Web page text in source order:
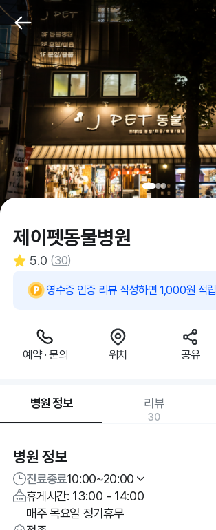
제이펫동물병원
5.0 (30)
영수증 인증 리뷰 작성하면 1,000원 적립
예약 · 문의 위치 공유
병원 정보 리뷰
30
병원 정보
진료종료10:00~20:00
휴게시간: 13:00 - 14:00
매주 목요일 정기휴무